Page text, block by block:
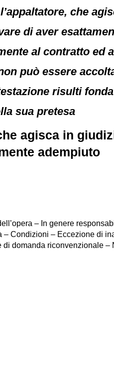
che
di aver
al contratto ed
può essere
risulti
sua pretesa
agisca in
adempiuto
– In genere
Condizioni – Eccezione di
domanda riconvenzionale –